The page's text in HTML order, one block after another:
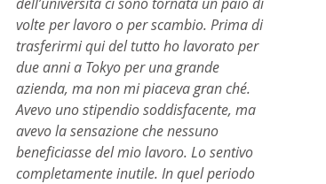
volte per lavoro o per scambio. Prima di
trasferirmi qui del tutto ho lavorato per
due anni a Tokyo per una grande
azienda, ma non mi piaceva gran ché.
Avevo uno stipendio soddisfacente, ma
avevo la sensazione che nessuno
beneficiasse del mio lavoro. Lo sentivo
completamente inutile. In quel periodo